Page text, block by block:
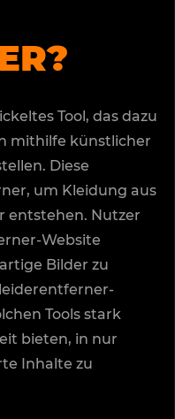
Tool, das dazu
mithilfe künstlicher
Diese
um Kleidung aus
entstehen. Nutzer
Website
Bilder zu
Tools stark
bieten, in nur
Inhalte zu